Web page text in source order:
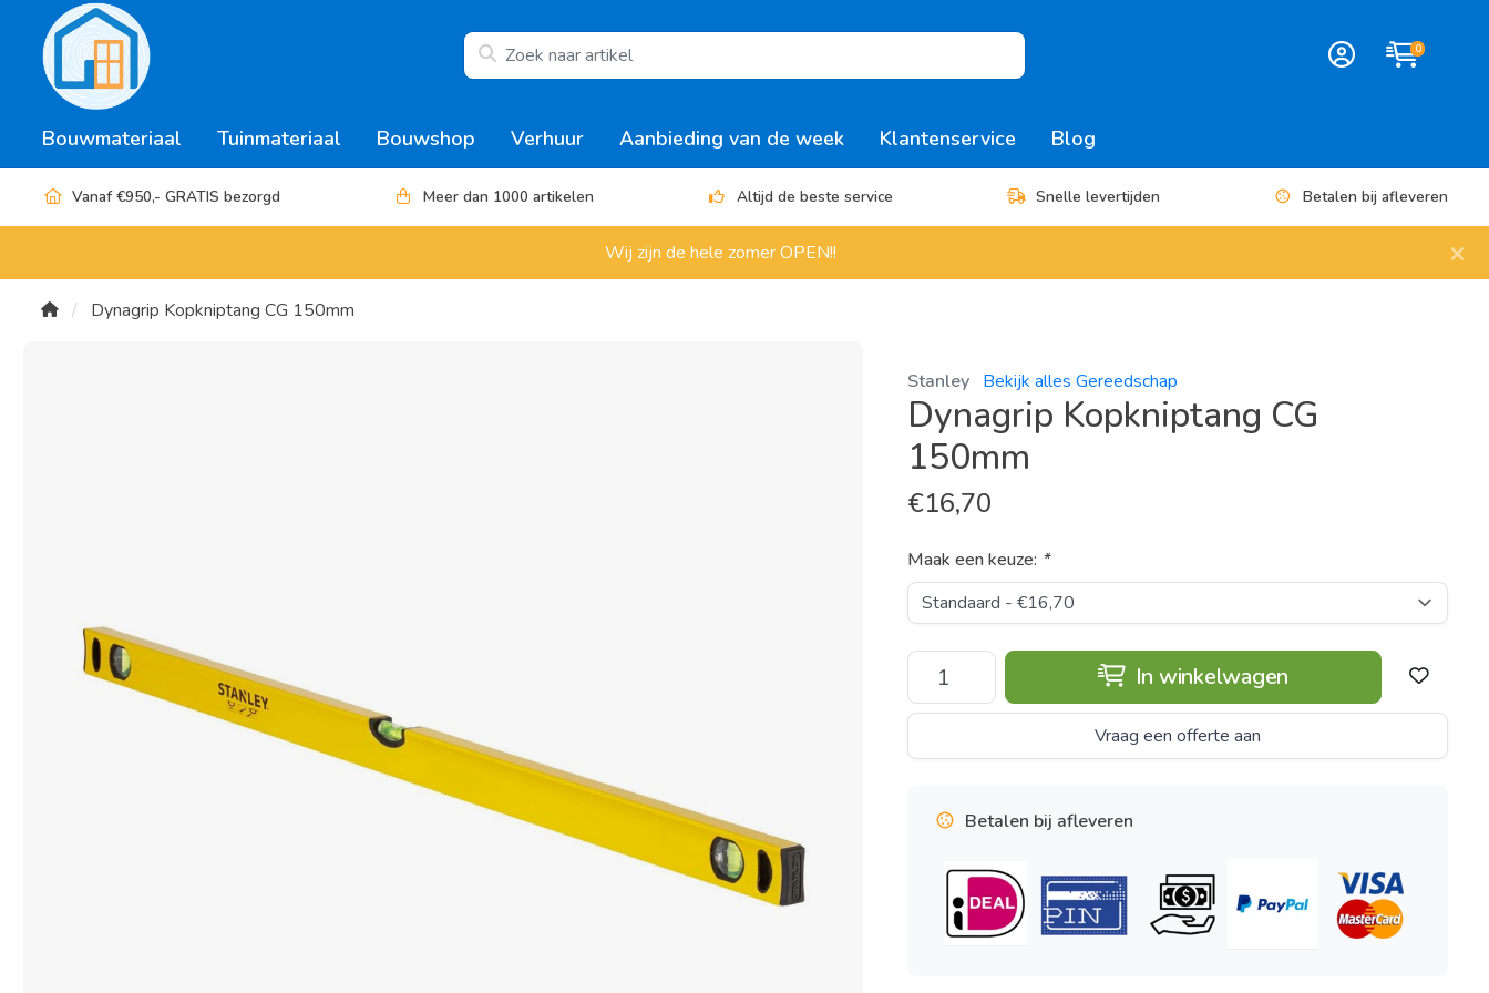
0
Bouwmateriaal Tuinmateriaal Bouwshop Verhuur Aanbieding van de week Klantenservice Blog
Vanaf €950,- GRATIS bezorgd Meer dan 1000 artikelen Altijd de beste service Snelle levertijden Betalen bij afleveren
Wij zijn de hele zomer OPEN!! ×
Dynagrip Kopkniptang CG 150mm
Stanley Bekijk alles Gereedschap
Dynagrip Kopkniptang CG
150mm
€16,70
Maak een keuze: *
In winkelwagen
Vraag een offerte aan
Betalen bij afleveren